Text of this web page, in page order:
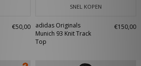
€50,00
SNEL KOPEN
adidas Originals
Munich 93 Knit Track
Top
€150,00